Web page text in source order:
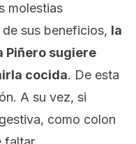
molestias
sus beneficios, la
Piñero sugiere
cocida. De esta
A su vez, si
como colon